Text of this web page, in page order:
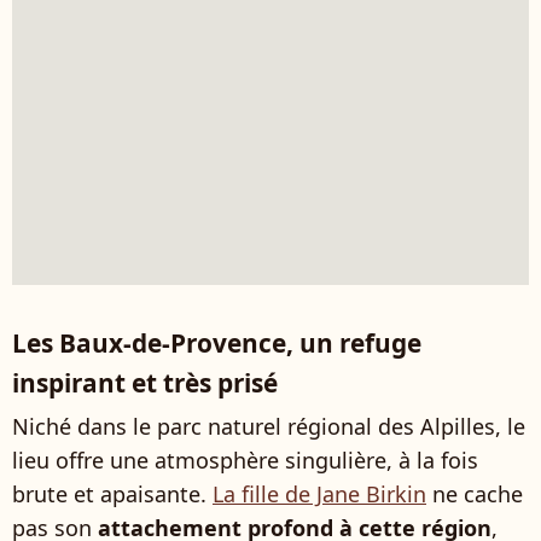
Les Baux-de-Provence, un refuge
inspirant et très prisé
Niché dans le parc naturel régional des Alpilles, le
lieu offre une atmosphère singulière, à la fois
brute et apaisante. La fille de Jane Birkin ne cache
pas son attachement profond à cette région,